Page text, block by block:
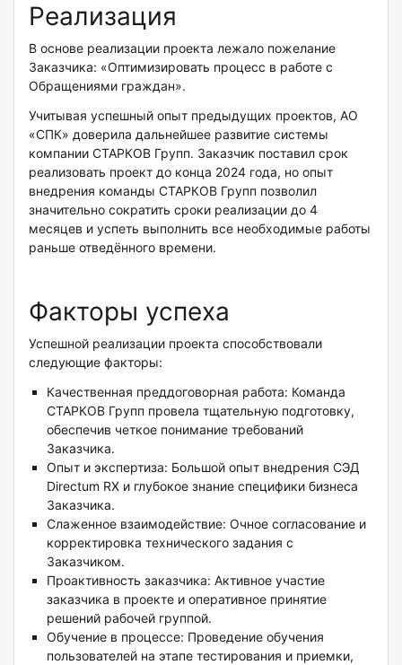
Реализация
В основе реализации проекта лежало пожелание
Заказчика: «Оптимизировать процесс в работе с
Обращениями граждан».
Учитывая успешный опыт предыдущих проектов, АО
«СПК» доверила дальнейшее развитие системы
компании СТАРКОВ Групп. Заказчик поставил срок
реализовать проект до конца 2024 года, но опыт
внедрения команды СТАРКОВ Групп позволил
значительно сократить сроки реализации до 4
месяцев и успеть выполнить все необходимые работы
раньше отведённого времени.
Факторы успеха
Успешной реализации проекта способствовали
следующие факторы:
Качественная преддоговорная работа: Команда
СТАРКОВ Групп провела тщательную подготовку,
обеспечив четкое понимание требований
Заказчика.
Опыт и экспертиза: Большой опыт внедрения СЭД
Directum RX и глубокое знание специфики бизнеса
Заказчика.
Слаженное взаимодействие: Очное согласование и
корректировка технического задания с
Заказчиком.
Проактивность заказчика: Активное участие
заказчика в проекте и оперативное принятие
решений рабочей группой.
Обучение в процессе: Проведение обучения
пользователей на этапе тестирования и приемки,